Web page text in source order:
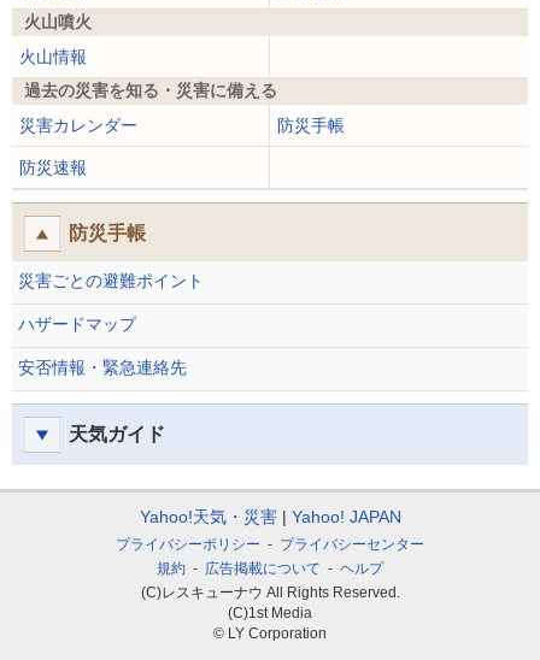
火山噴火
火山情報
過去の災害を知る・災害に備える
災害カレンダー
防災手帳
防災速報
防災手帳
災害ごとの避難ポイント
ハザードマップ
安否情報・緊急連絡先
天気ガイド
Yahoo!天気・災害 Yahoo! JAPAN
プライバシーポリシー
プライバシーセンター
規約
広告掲載について
ヘルプ
(C)レスキューナウ All Rights Reserved.
(C)1st Media
© LY Corporation